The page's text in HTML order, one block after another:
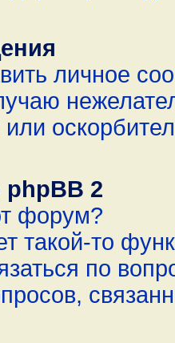
личное
2
форум?
такой-то
по